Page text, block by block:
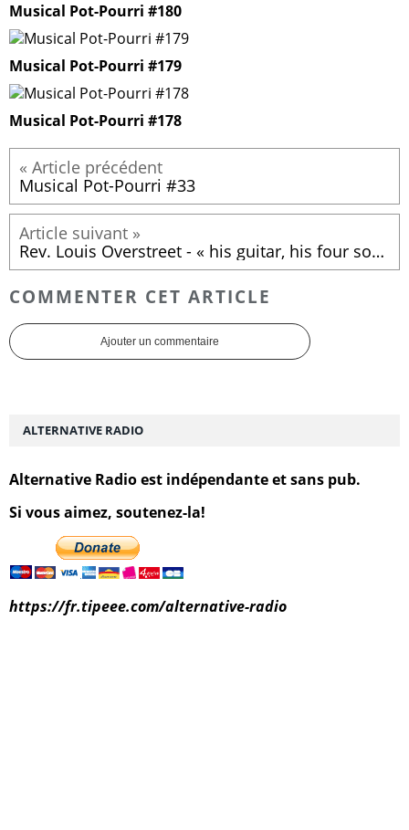
Musical Pot-Pourri #180
Musical Pot-Pourri #179
Musical Pot-Pourri #178
Musical Pot-Pourri #33
Rev. Louis Overstreet - « his guitar, his four sons, and The Congregation of St Luke’s Powerhouse Church Of God In Christ » (1963)
COMMENTER CET ARTICLE
Ajouter un commentaire
ALTERNATIVE RADIO
Alternative Radio est indépendante et sans pub.
Si vous aimez, soutenez-la!
https://fr.tipeee.com/alternative-radio